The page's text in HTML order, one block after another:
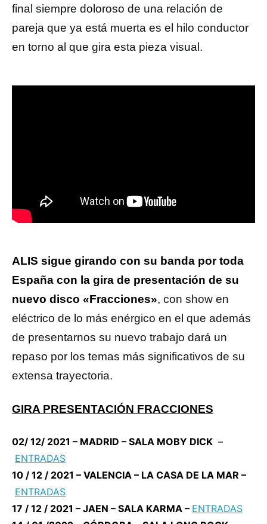
final siempre doloroso de una relación de
pareja que ya está muerta es el hilo conductor
en torno al que gira esta pieza visual.
ALIS sigue girando con su banda por toda
España con la gira de presentación de su
nuevo disco «Fracciones», con show en
eléctrico de lo más enérgico en el que además
de presentarnos su nuevo trabajo dará un
repaso por los temas más significativos de su
extensa trayectoria.
GIRA PRESENTACIÓN FRACCIONES
02/ 12/ 2021 – MADRID – SALA MOBY DICK –
ENTRADAS
10 / 12 / 2021 – VALENCIA – LA CASA DE LA MAR –
ENTRADAS
17 / 12 / 2021 – JAEN – SALA KARMA – ENTRADAS